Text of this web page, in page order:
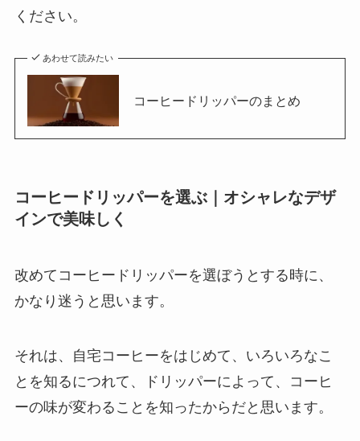
ください。
あわせて読みたい
コーヒードリッパーのまとめ
コーヒードリッパーを選ぶ｜オシャレなデザ
インで美味しく
改めてコーヒードリッパーを選ぼうとする時に、
かなり迷うと思います。
それは、自宅コーヒーをはじめて、いろいろなこ
とを知るにつれて、ドリッパーによって、コーヒ
ーの味が変わることを知ったからだと思います。